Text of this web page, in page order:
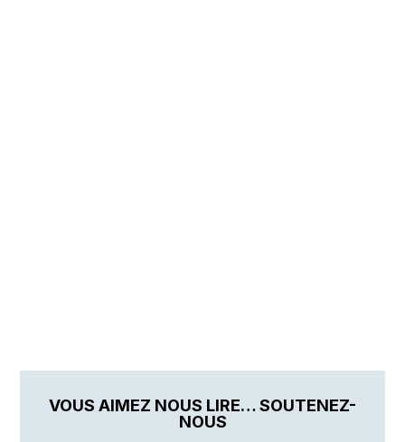
VOUS AIMEZ NOUS LIRE… SOUTENEZ-
NOUS